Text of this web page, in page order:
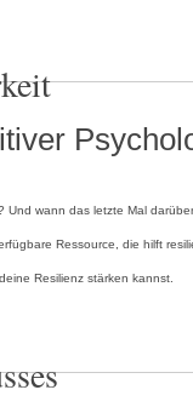
wann das letzte Mal
Ressource, die hilft
Resilienz stärken kannst.